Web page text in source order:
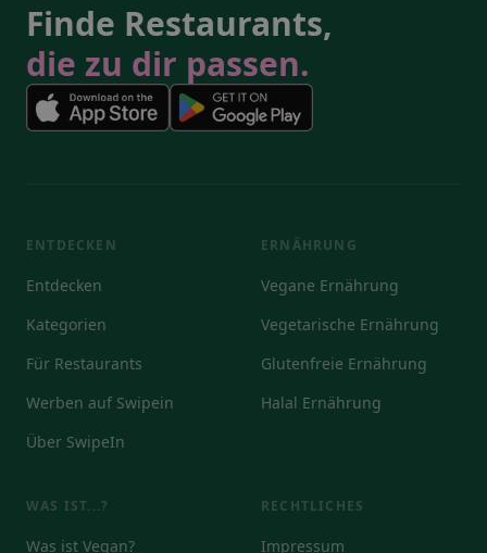
Finde Restaurants,
die zu dir passen.
ENTDECKEN
Entdecken
Kategorien
Für Restaurants
Werben auf Swipein
Über SwipeIn
ERNÄHRUNG
Vegane Ernährung
Vegetarische Ernährung
Glutenfreie Ernährung
Halal Ernährung
WAS IST...?
Was ist Vegan?
RECHTLICHES
Impressum